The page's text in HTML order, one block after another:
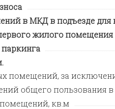
в МКД в подъезде
жилого помещения
помещений, за
общего пользования
кв.м